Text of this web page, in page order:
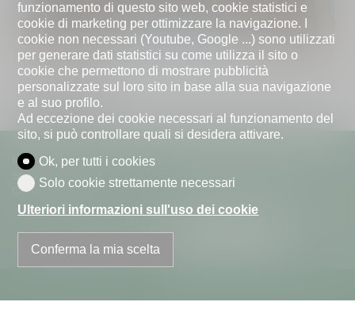
CH-6900 Lugano
Dettagli
Immobiliare VESA
Strada di Pregassona 38d
CH-6963 Lugano
info@vesa.ch
funzionamento di questo sito web, cookie statistici e
cookie di marketing per ottimizzare la navigazione. I
cookie non necessari (Youtube, Google ...) sono utilizzati
per generare dati statistici su come utilizza il sito o
cookie che permettono di mostrare pubblicità
personalizzate sul loro sito in base alla sua navigazione
e al suo profilo.
Ad eccezione dei cookie necessari al funzionamento del
sito, si può controllare quali si desidera attivare.
Ok, per tutti i cookies
Solo cookie strettamente necessari
Ulteriori informazioni sull'uso dei cookie
Conferma la mia scelta